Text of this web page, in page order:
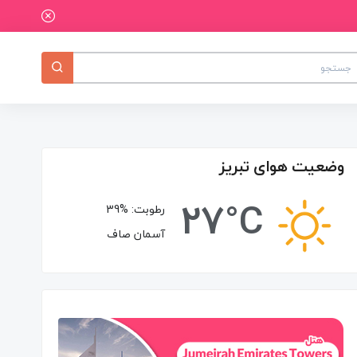
وضعیت هوای تبریز
27°C رطوبت: 39%
آسمان صاف